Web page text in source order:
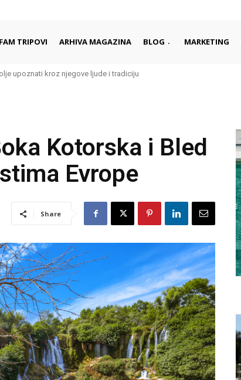
FAM TRIPOVI ARHIVA MAGAZINA BLOG MARKETING
upoznati kroz njegove ljude i tradiciju
Kotorska i Bled
Evrope
Share